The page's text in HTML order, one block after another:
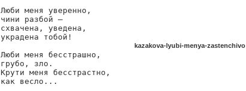
Люби меня уверенно,
чини разбой —
схвачена, уведена,
украдена тобой!
Люби меня бесстрашно,
грубо, зло.
Крути меня бесстрастно,
как весло...
kazakova-lyubi-menya-zastenchivo